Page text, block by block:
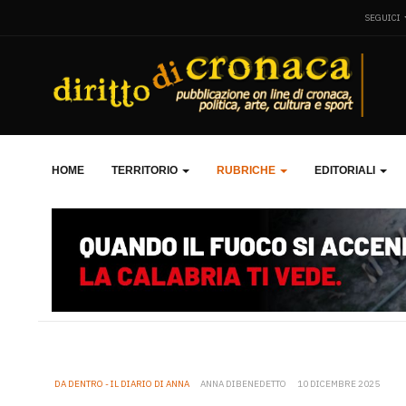
SEGUICI
HOME TERRITORIO RUBRICHE EDITORIALI
DA DENTRO - IL DIARIO DI ANNA ANNA DIBENEDETTO 10 DICEMBRE 2025